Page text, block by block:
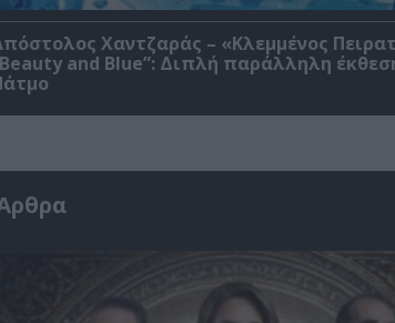
Χαντζαράς – «Κλεμμένος
and Blue”: Διπλή παράλληλη